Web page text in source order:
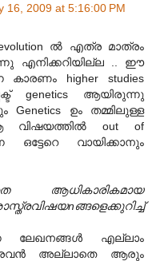
16, 2009 at 5:16:00 PM
ല്‍ എത്ര മാത്രം
എനിക്കറിയില്ല .. ഈ
higher studies
genetics ആയിരുന്നു
Genetics ഉം തമ്മിലുള്ള
വിഷയത്തില്‍ out of
വായിക്കാനും
ആധികാരികമായ
ലേഖനങ്ങള്‍ എല്ലാം
അല്ലാതെ ആരും